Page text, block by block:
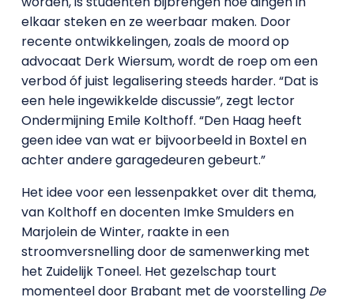
elkaar steken en ze weerbaar maken. Door
recente ontwikkelingen, zoals de moord op
advocaat Derk Wiersum, wordt de roep om een
verbod óf juist legalisering steeds harder. “Dat is
een hele ingewikkelde discussie”, zegt lector
Ondermijning Emile Kolthoff. “Den Haag heeft
geen idee van wat er bijvoorbeeld in Boxtel en
achter andere garagedeuren gebeurt.”
Het idee voor een lessenpakket over dit thema,
van Kolthoff en docenten Imke Smulders en
Marjolein de Winter, raakte in een
stroomversnelling door de samenwerking met
het Zuidelijk Toneel. Het gezelschap tourt
momenteel door Brabant met de voorstelling De